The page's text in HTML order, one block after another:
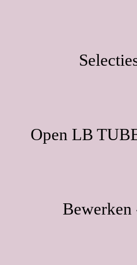
Open LB
Bewerken